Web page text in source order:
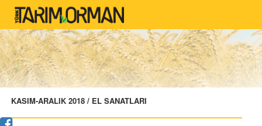
KASIM-ARALIK 2018 / EL SANATLARI